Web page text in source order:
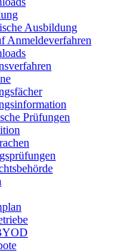
Ausbildung
Anmeldeverfahren
Prüfungen